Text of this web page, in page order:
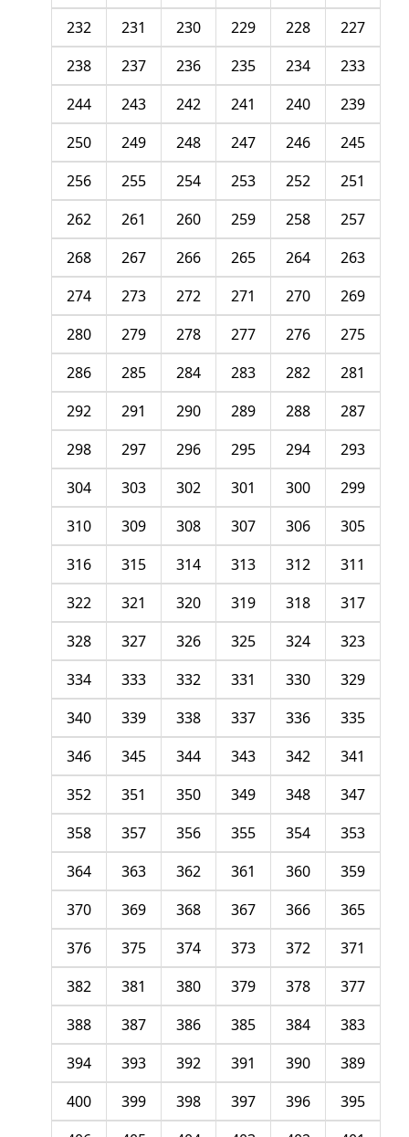
227
228
229
230
231
232
233
234
235
236
237
238
239
240
241
242
243
244
245
246
247
248
249
250
251
252
253
254
255
256
257
258
259
260
261
262
263
264
265
266
267
268
269
270
271
272
273
274
275
276
277
278
279
280
281
282
283
284
285
286
287
288
289
290
291
292
293
294
295
296
297
298
299
300
301
302
303
304
305
306
307
308
309
310
311
312
313
314
315
316
317
318
319
320
321
322
323
324
325
326
327
328
329
330
331
332
333
334
335
336
337
338
339
340
341
342
343
344
345
346
347
348
349
350
351
352
353
354
355
356
357
358
359
360
361
362
363
364
365
366
367
368
369
370
371
372
373
374
375
376
377
378
379
380
381
382
383
384
385
386
387
388
389
390
391
392
393
394
395
396
397
398
399
400